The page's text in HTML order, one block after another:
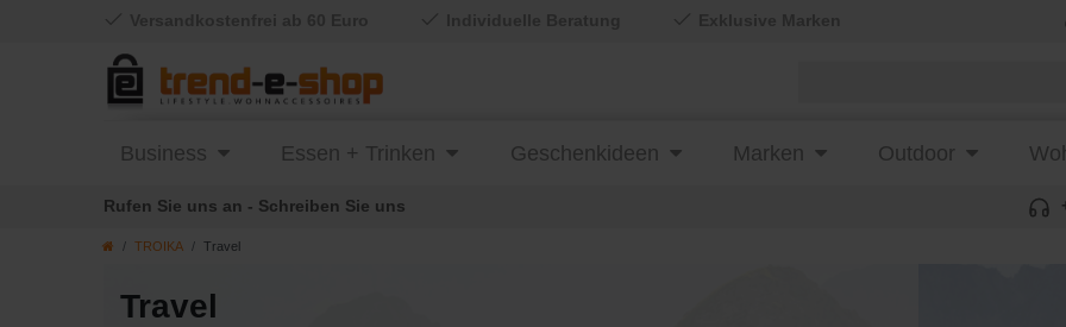
TROIKA Travel
Business Essen + Trinken Geschenkideen Marken Outdoor
Rufen Sie uns an - Schreiben Sie uns
Travel